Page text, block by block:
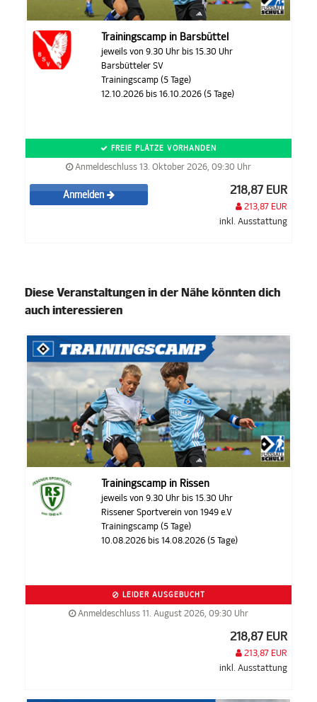
Trainingscamp in Barsbüttel
jeweils von 9.30 Uhr bis 15.30 Uhr
Barsbütteler SV
Trainingscamp (5 Tage)
12.10.2026 bis 16.10.2026 (5 Tage)
FREIE PLÄTZE VORHANDEN
Anmeldeschluss 13. Oktober 2026, 09:30 Uhr
Anmelden 218,87 EUR
213,87 EUR
inkl. Ausstattung
Diese Veranstaltungen in der Nähe könnten dich
auch interessieren
Trainingscamp in Rissen
jeweils von 9.30 Uhr bis 15.30 Uhr
Rissener Sportverein von 1949 e.V
Trainingscamp (5 Tage)
10.08.2026 bis 14.08.2026 (5 Tage)
LEIDER AUSGEBUCHT
Anmeldeschluss 11. August 2026, 09:30 Uhr
218,87 EUR
213,87 EUR
inkl. Ausstattung